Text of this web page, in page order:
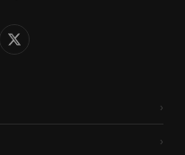
›
›